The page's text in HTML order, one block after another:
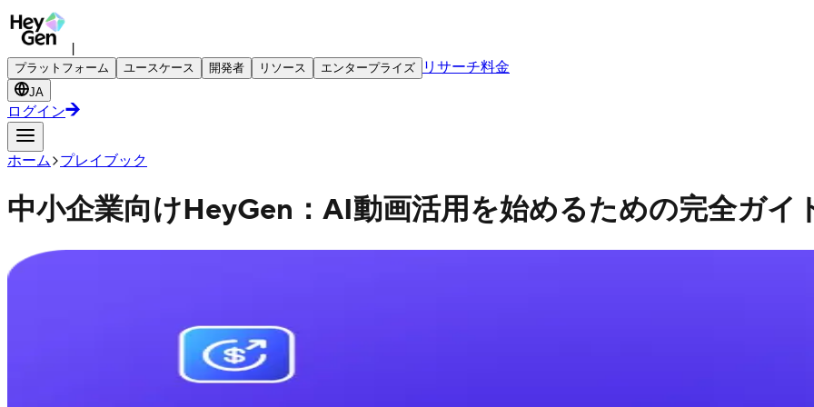
|
プラットフォーム ユースケース 開発者 リソース エンタープライズ リサーチ料金
JA
ログイン
ホーム プレイブック
中小企業向けHeyGen：AI動画活用を始めるための完全ガイ